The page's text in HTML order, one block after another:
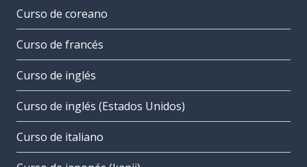
Curso de coreano
Curso de francés
Curso de inglés
Curso de inglés (Estados Unidos)
Curso de italiano